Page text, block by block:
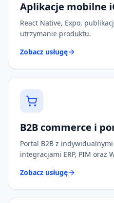
Aplikacje mobilne
React Native, Expo,
utrzymanie produktu.
Zobacz usługę
B2B commerce i
Portal B2B z
integracjami ERP, PIM oraz
Zobacz usługę